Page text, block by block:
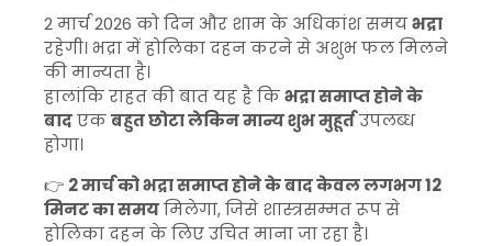
2 मार्च 2026 को दिन और शाम के अधिकांश समयभद्रा
रहेगी। भद्रा में होलिका दहन करने से अशुभ फल मिलने
की मान्यता है।
हालांकि राहत की बात यह है किभद्रा समाप्त होने के
बादएकबहुत छोटा लेकिन मान्य शुभ मुहूर्तउपलब्ध
होगा।
👉 2 मार्च को भद्रा समाप्त होने के बाद केवल लगभग 12
मिनट का समयमिलेगा, जिसे शास्त्रसम्मत रूप से
होलिका दहन के लिए उचित माना जा रहा है।